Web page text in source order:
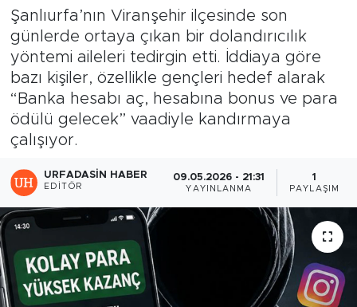
Şanlıurfa’nın Viranşehir ilçesinde son
günlerde ortaya çıkan bir dolandırıcılık
yöntemi aileleri tedirgin etti. İddiaya göre
bazı kişiler, özellikle gençleri hedef alarak
“Banka hesabı aç, hesabına bonus ve para
ödülü gelecek” vaadiyle kandırmaya
çalışıyor.
URFADASIN HABER
EDITÖR
09.05.2026 - 21:31
YAYINLANMA
1
PAYLAŞIM
OTOMOBİL
Haber Arşivi